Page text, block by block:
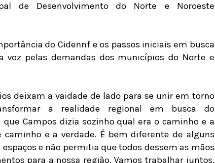
de Desenvolvimento do Norte e Noroeste
do Cidennf e os passos iniciais em busca
voz pelas demandas dos municípios do Norte e
deixam a vaidade de lado para se unir em torno
a realidade regional em busca do
Campos dizia sozinho qual era o caminho e a
caminho e a verdade. É bem diferente de alguns
e não permitia que todos dessem as mãos
para a nossa região. Vamos trabalhar juntos,